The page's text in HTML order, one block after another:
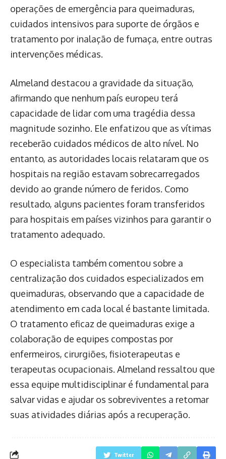
operações de emergência para queimaduras,
cuidados intensivos para suporte de órgãos e
tratamento por inalação de fumaça, entre outras
intervenções médicas.
Almeland destacou a gravidade da situação,
afirmando que nenhum país europeu terá
capacidade de lidar com uma tragédia dessa
magnitude sozinho. Ele enfatizou que as vítimas
receberão cuidados médicos de alto nível. No
entanto, as autoridades locais relataram que os
hospitais na região estavam sobrecarregados
devido ao grande número de feridos. Como
resultado, alguns pacientes foram transferidos
para hospitais em países vizinhos para garantir o
tratamento adequado.
O especialista também comentou sobre a
centralização dos cuidados especializados em
queimaduras, observando que a capacidade de
atendimento em cada local é bastante limitada.
O tratamento eficaz de queimaduras exige a
colaboração de equipes compostas por
enfermeiros, cirurgiões, fisioterapeutas e
terapeutas ocupacionais. Almeland ressaltou que
essa equipe multidisciplinar é fundamental para
salvar vidas e ajudar os sobreviventes a retomar
suas atividades diárias após a recuperação.
Twitter